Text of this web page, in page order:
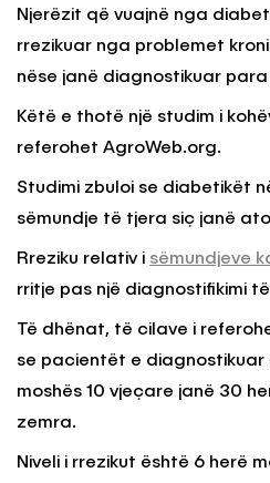
Njerëzit që vuajnë nga
rrezikuar nga problemet
nëse janë diagnostikuar para
Këtë e thotë një studim i
referohet AgroWeb.org.
Studimi zbuloi se diabetikët
sëmundje të tjera siç janë
Rreziku relativ i sëmundjeve
rritje pas një diagnostifikimi
Të dhënat, të cilave i
se pacientët e
moshës 10 vjeçare janë 30
zemra.
Niveli i rrezikut është 6 herë